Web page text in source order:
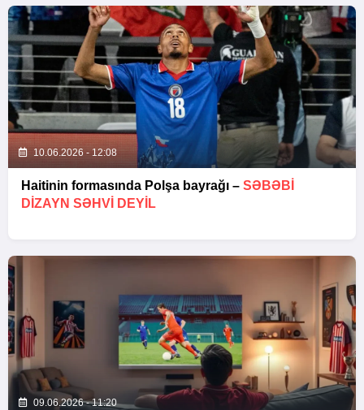
10.06.2026 - 12:08
Haitinin formasında Polşa bayrağı – SƏBƏBI
DIZAYN SƏHVI DEYIL
09.06.2026 - 11:20